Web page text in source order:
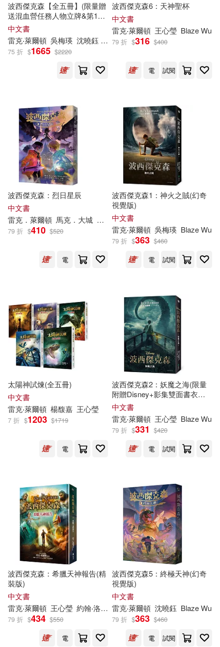
出版社 (可複選)
遠流(86)
浙江少年兒童出版社(2)
EuroArts(1) Universal(1)
皇冠(1)
配送方式
可港澳店取(73)
可新加坡店取(73)
可菲律賓店取(73)
上市日期 (可複選)
(可複選)
適合手機平板閱讀(25)
其他 (可複選)
作者/演唱/譯/編/繪(98)
波西傑克森【全五冊】(限量贈
送混血營任務人物立牌&第1、
2集Disney+影集雙面書衣海報)
中文書
雷克‧萊爾頓 吳梅瑛 沈曉鈺 王心瑩 蔡青恩
75 折 $1665 $2220
波西傑克森6：天神聖杯
中文書
雷克‧萊爾頓 王心瑩 Blaze Wu
79 折 $316 $400
電 試閱
波西傑克森：烈日星辰
中文書
雷克 ．萊爾頓 馬克．大城 王心瑩 Blaze Wu
79 折 $410 $520
電
波西傑克森1：神火之賊(幻奇
視覺版)
中文書
雷克‧萊爾頓 吳梅瑛 Blaze Wu
79 折 $363 $460
電
試閱
太陽神試煉(全五冊)
中文書
雷克‧萊爾頓 楊馥嘉 王心瑩
7 折 $1203 $1719
電
波西傑克森2：妖魔之海(限量
附贈Disney+影集雙面書衣海
報)
中文書
雷克‧萊爾頓 王心瑩 Blaze Wu
79 折 $331 $420
電
試閱
波西傑克森：希臘天神報告(精
裝版)
中文書
雷克‧萊爾頓 王心瑩 約翰‧洛可（John Rocco）
79 折 $434 $550
電
波西傑克森5：終極天神(幻奇
視覺版)
中文書
雷克‧萊爾頓 沈曉鈺 Blaze Wu
79 折 $363 $460
電
試閱